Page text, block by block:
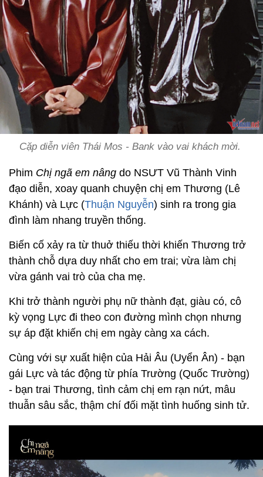
Cặp diễn viên Thái Mos - Bank vào vai khách mời.
Phim Chị ngã em nâng do NSƯT Vũ Thành Vinh
đạo diễn, xoay quanh chuyện chị em Thương (Lê
Khánh) và Lực (Thuận Nguyễn) sinh ra trong gia
đình làm nhang truyền thống.
Biến cố xảy ra từ thuở thiếu thời khiến Thương trở
thành chỗ dựa duy nhất cho em trai; vừa làm chị
vừa gánh vai trò của cha mẹ.
Khi trở thành người phụ nữ thành đạt, giàu có, cô
kỳ vọng Lực đi theo con đường mình chọn nhưng
sự áp đặt khiến chị em ngày càng xa cách.
Cùng với sự xuất hiện của Hải Âu (Uyển Ân) - bạn
gái Lực và tác động từ phía Trường (Quốc Trường)
- bạn trai Thương, tình cảm chị em rạn nứt, mâu
thuẫn sâu sắc, thậm chí đối mặt tình huống sinh tử.